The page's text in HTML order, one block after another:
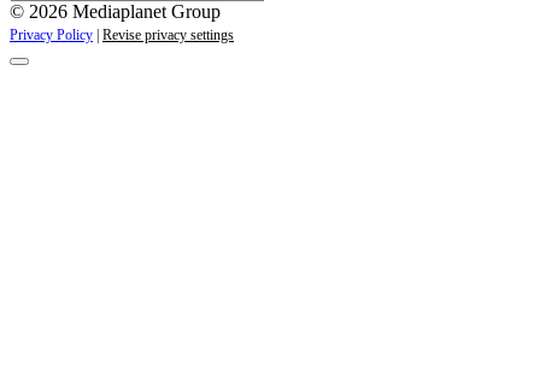
© 2026 Mediaplanet Group
Privacy Policy Revise privacy settings